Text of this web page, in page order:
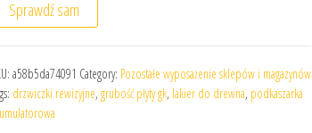
Sprawdź sam
a58b5da74091 Category: Pozostałe wyposażenie sklepów i magazynów
drzwiczki rewizyjne, grubość płyty gk, lakier do drewna, podkaszarka